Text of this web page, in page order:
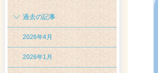
過去の記事
2026年4月
2026年1月